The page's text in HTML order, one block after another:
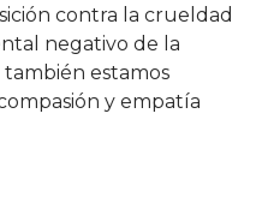
contra la crueldad
negativo de la
estamos
y empatía